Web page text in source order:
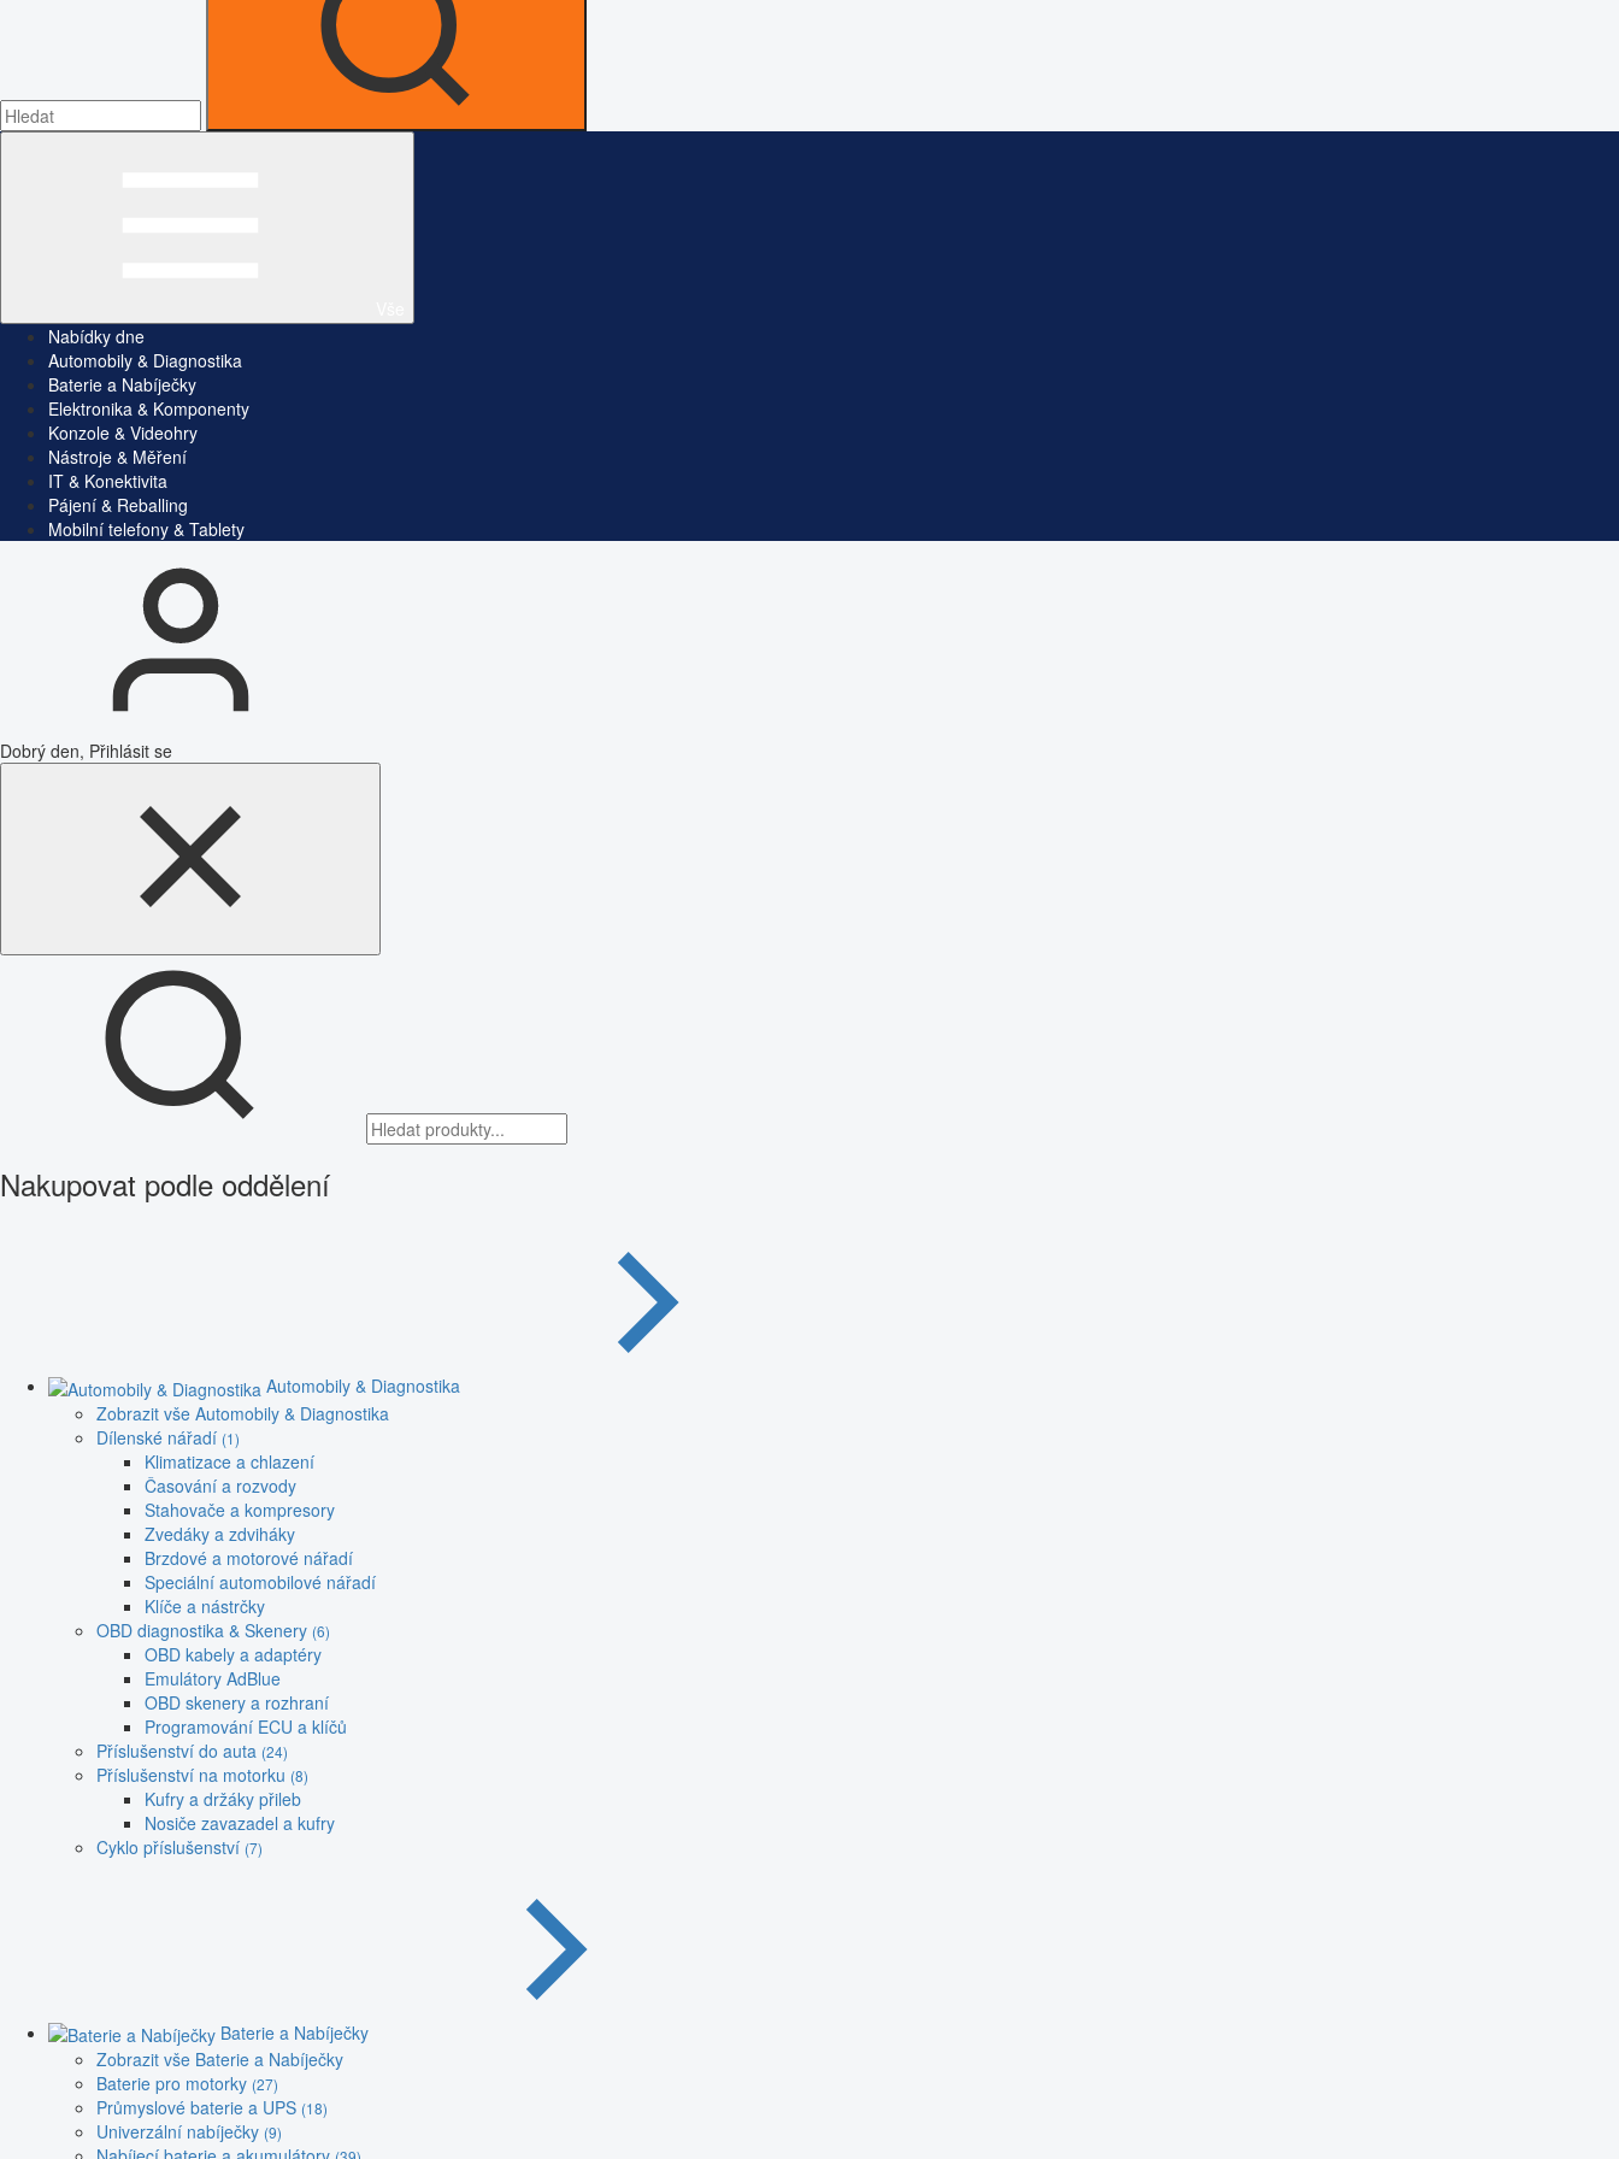
Nabídky dne
Automobily & Diagnostika
Baterie a Nabíječky
Elektronika & Komponenty
Konzole & Videohry
Nástroje & Měření
IT & Konektivita
Pájení & Reballing
Mobilní telefony & Tablety
Dobrý den, Přihlásit se
Nakupovat podle oddělení
Automobily & Diagnostika
Zobrazit vše Automobily & Diagnostika
Dílenské nářadí (1)
Klimatizace a chlazení
Časování a rozvody
Stahovače a kompresory
Zvedáky a zdviháky
Brzdové a motorové nářadí
Speciální automobilové nářadí
Klíče a nástrčky
OBD diagnostika & Skenery (6)
OBD kabely a adaptéry
Emulátory AdBlue
OBD skenery a rozhraní
Programování ECU a klíčů
Příslušenství do auta (24)
Příslušenství na motorku (8)
Kufry a držáky přileb
Nosiče zavazadel a kufry
Cyklo příslušenství (7)
Baterie a Nabíječky
Zobrazit vše Baterie a Nabíječky
Baterie pro motorky (27)
Průmyslové baterie a UPS (18)
Univerzální nabíječky (9)